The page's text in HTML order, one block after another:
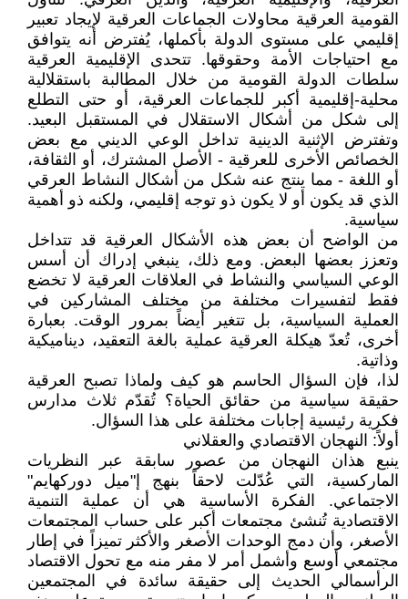
القومية العرقية محاولات الجماعات العرقية لإيجاد تعبير
إقليمي على مستوى الدولة بأكملها، يُفترض أنه يتوافق
مع احتياجات الأمة وحقوقها. تتحدى الإقليمية العرقية
سلطات الدولة القومية من خلال المطالبة باستقلالية
محلية-إقليمية أكبر للجماعات العرقية، أو حتى التطلع
إلى شكل من أشكال الاستقلال في المستقبل البعيد.
وتفترض الإثنية الدينية تداخل الوعي الديني مع بعض
الخصائص الأخرى للعرقية - الأصل المشترك، أو الثقافة،
أو اللغة - مما ينتج عنه شكل من أشكال النشاط العرقي
الذي قد يكون أو لا يكون ذو توجه إقليمي، ولكنه ذو أهمية
سياسية.
من الواضح أن بعض هذه الأشكال العرقية قد تتداخل
وتعزز بعضها البعض. ومع ذلك، ينبغي إدراك أن أسس
الوعي السياسي والنشاط في العلاقات العرقية لا تخضع
فقط لتفسيرات مختلفة من مختلف المشاركين في
العملية السياسية، بل تتغير أيضاً بمرور الوقت. بعبارة
أخرى، تُعدّ هيكلة العرقية عملية بالغة التعقيد، ديناميكية
وذاتية.
لذا، فإن السؤال الحاسم هو كيف ولماذا تصبح العرقية
حقيقة سياسية من حقائق الحياة؟ تُقدّم ثلاث مدارس
فكرية رئيسية إجابات مختلفة على هذا السؤال.
أولاً: النهجان الاقتصادي والعقلاني
ينبع هذان النهجان من عصور سابقة عبر النظريات
الماركسية، التي عُدّلت لاحقاً بنهج إ"ميل دوركهايم"
الاجتماعي. الفكرة الأساسية هي أن عملية التنمية
الاقتصادية تُنشئ مجتمعات أكبر على حساب المجتمعات
الأصغر، وأن دمج الوحدات الأصغر والأكثر تميزاً في إطار
مجتمعي أوسع وأشمل أمر لا مفر منه مع تحول الاقتصاد
الرأسمالي الحديث إلى حقيقة سائدة في المجتمعين